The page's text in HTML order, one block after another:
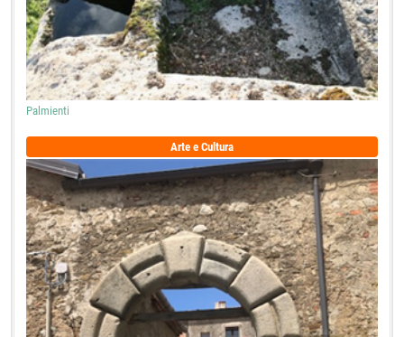
Palmienti
Arte e Cultura